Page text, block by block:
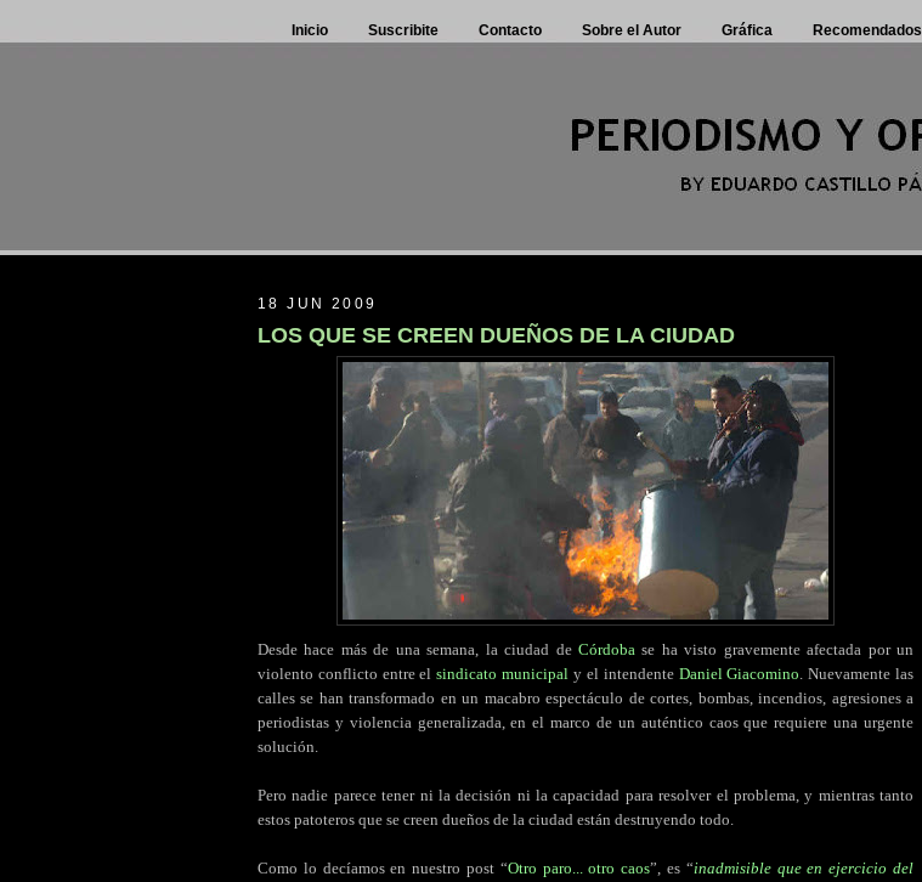
Inicio Suscribite Contacto Sobre el Autor Gráfica Recomendados
18 JUN 2009
LOS QUE SE CREEN DUEÑOS DE LA CIUDAD
Desde hace más de una semana, la ciudad de Córdobase ha visto gravemente afectada por un
violento conflicto entre elsindicato municipal y el intendente Daniel Giacomino. Nuevamente las
calles se han transformado en un macabro espectáculo de cortes, bombas, incendios, agresiones a
periodistas y violencia generalizada, en el marco de un auténtico caos que requiere una urgente
solución.
Pero nadie parece tener ni la decisión ni la capacidad para resolver el problema, y mientras tanto
estos patoteros que se creen dueños de la ciudad están destruyendo todo.
Como lo decíamos en nuestro post “Otro paro... otro caos”, es “inadmisible que en ejercicio del